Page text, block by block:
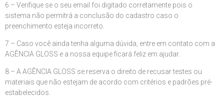
6 – Verifique se o seu email foi digitado corretamente pois o
sistema não permitrá a conclusão do cadastro caso o
preenchimento esteja incorreto.
7 – Caso você ainda tenha alguma dúvida, entre em contato com a
AGÊNCIA GLOSS e a nossa equipe ficará feliz em ajudar.
8 – A AGÊNCIA GLOSS se reserva o direito de recusar testes ou
materiais que não estejam de acordo com critérios e padrões pré-
estabelecidos.